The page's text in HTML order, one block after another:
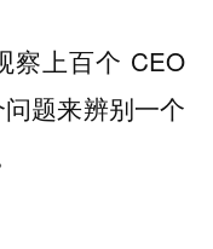
察上百个 CEO
题来辨别一个